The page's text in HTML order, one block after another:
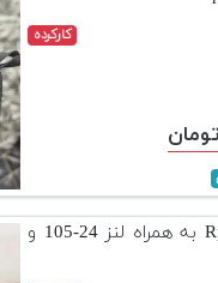
کارکرده
دربین کنون Rp به همراه لنز 24-105 و